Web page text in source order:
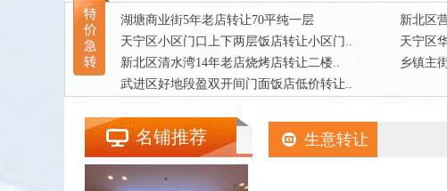
湖塘商业街5年老店转让70平纯一层 新北区
天宁区小区门口上下两层饭店转让小区门..
天宁区
新北区清水湾14年老店烧烤店转让二楼..
乡镇主
武进区好地段盈双开间门面饭店低价转让..
名铺推荐 生意转让